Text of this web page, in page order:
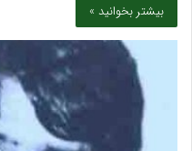
بیشتر بخوانید »